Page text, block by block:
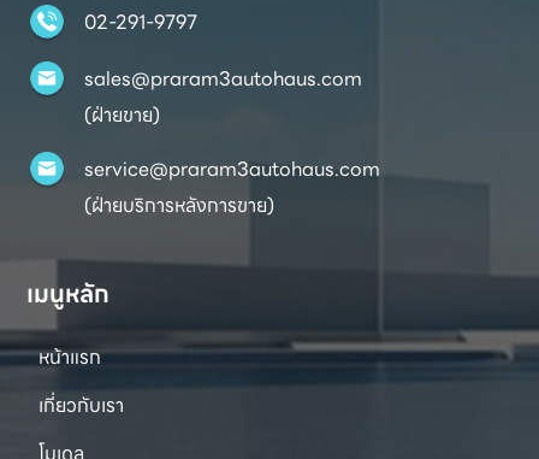
02-291-9797
sales@praram3autohaus.com
(ฝ่ายขาย)
service@praram3autohaus.com
(ฝ่ายบริการหลังการขาย)
เมนูหลัก
หน้าแรก
เกี่ยวกับเรา